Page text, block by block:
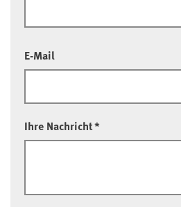
E-Mail
Ihre Nachricht*